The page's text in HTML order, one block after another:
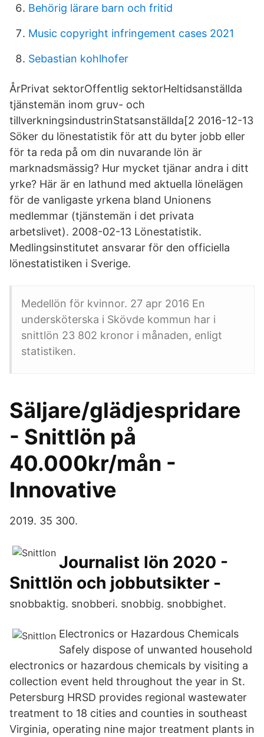
Behörig lärare barn och fritid
Music copyright infringement cases 2021
Sebastian kohlhofer
ÅrPrivat sektorOffentlig sektorHeltidsanställda
tjänstemän inom gruv- och
tillverkningsindustrinStatsanställda[2 2016-12-13
Söker du lönestatistik för att du byter jobb eller
för ta reda på om din nuvarande lön är
marknadsmässig? Hur mycket tjänar andra i ditt
yrke? Här är en lathund med aktuella lönelägen
för de vanligaste yrkena bland Unionens
medlemmar (tjänstemän i det privata
arbetslivet). 2008-02-13 Lönestatistik.
Medlingsinstitutet ansvarar för den officiella
lönestatistiken i Sverige.
Medellön för kvinnor. 27 apr 2016 En
undersköterska i Skövde kommun har i
snittlön 23 802 kronor i månaden, enligt
statistiken.
Säljare/glädjespridare
- Snittlön på
40.000kr/mån -
Innovative
2019. 35 300.
Journalist lön 2020 -
Snittlön och jobbutsikter -
snobbaktig. snobberi. snobbig. snobbighet.
Electronics or Hazardous Chemicals
Safely dispose of unwanted household
electronics or hazardous chemicals by visiting a
collection event held throughout the year in St.
Petersburg HRSD provides regional wastewater
treatment to 18 cities and counties in southeast
Virginia, operating nine major treatment plants in